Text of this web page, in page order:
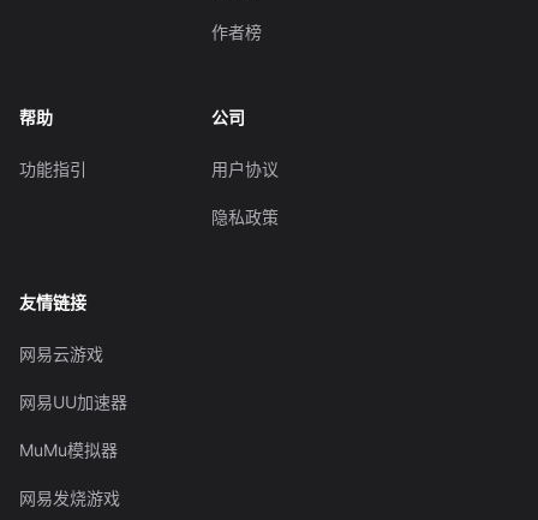
作者榜
帮助
功能指引
公司
用户协议
隐私政策
友情链接
网易云游戏
网易UU加速器
MuMu模拟器
网易发烧游戏